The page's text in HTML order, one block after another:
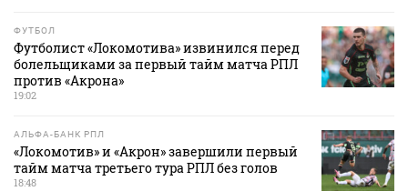
ФУТБОЛ
Футболист «Локомотива» извинился перед
болельщиками за первый тайм матча РПЛ
против «Акрона»
19:02
АЛЬФА-БАНК РПЛ
«Локомотив» и «Акрон» завершили первый
тайм матча третьего тура РПЛ без голов
18:48